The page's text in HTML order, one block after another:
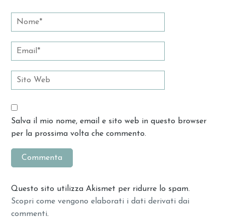
Salva il mio nome, email e sito web in questo browser
per la prossima volta che commento.
Questo sito utilizza Akismet per ridurre lo spam.
Scopri come vengono elaborati i dati derivati dai
commenti.